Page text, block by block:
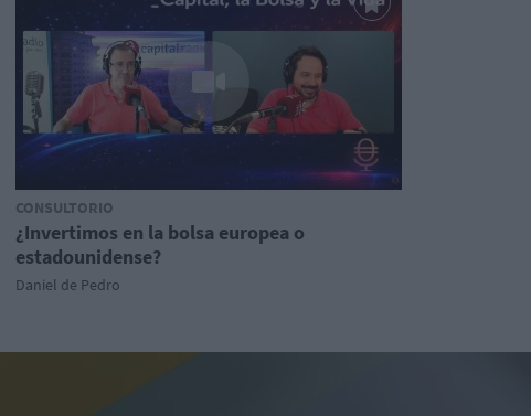
CONSULTORIO
¿Invertimos en la bolsa europea o
estadounidense?
Daniel de Pedro